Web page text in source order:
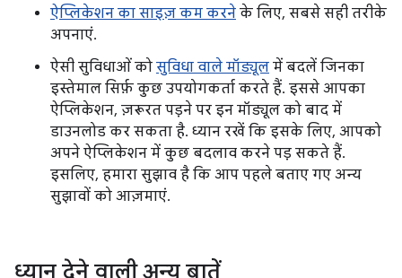
ऐप्लिकेशन का साइज़ कम करने के लिए, सबसे सही तरीके
अपनाएं.
ऐसी सुविधाओं को सुविधा वाले मॉड्यूल में बदलें जिनका
इस्तेमाल सिर्फ़ कुछ उपयोगकर्ता करते हैं. इससे आपका
ऐप्लिकेशन, ज़रूरत पड़ने पर इन मॉड्यूल को बाद में
डाउनलोड कर सकता है. ध्यान रखें कि इसके लिए, आपको
अपने ऐप्लिकेशन में कुछ बदलाव करने पड़ सकते हैं.
इसलिए, हमारा सुझाव है कि आप पहले बताए गए अन्य
सुझावों को आज़माएं.
ध्यान देने वाली अन्य बातें